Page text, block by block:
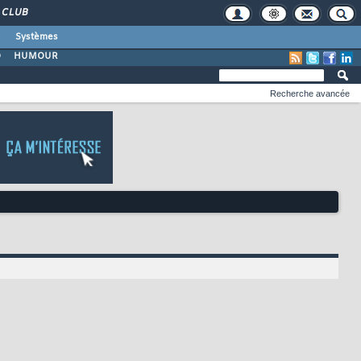
CLUB
Systèmes
HUMOUR
Recherche avancée